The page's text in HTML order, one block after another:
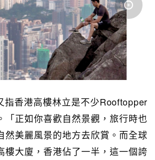
指香港高樓林立是不少Rooftopper
「正如你喜歡自然景觀，旅行時也
然美麗風景的地方去欣賞。而全球
樓大廈，香港佔了一半，這一個誇